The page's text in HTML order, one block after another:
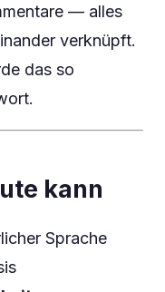
— alles
verknüpft.
das so
kann
Sprache